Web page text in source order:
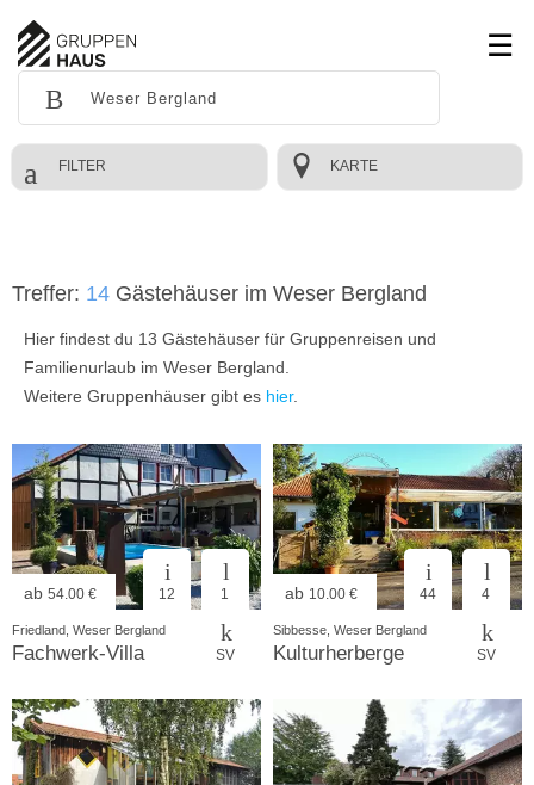
FILTER KARTE
Treffer: 14 Gästehäuser im Weser Bergland
Hier findest du 13 Gästehäuser für Gruppenreisen und
Familienurlaub im Weser Bergland.
Weitere Gruppenhäuser gibt es hier.
ab 54.00 € 12 1
SV
Friedland, Weser Bergland
Fachwerk-Villa
ab 10.00 € 44 4
SV
Sibbesse, Weser Bergland
Kulturherberge